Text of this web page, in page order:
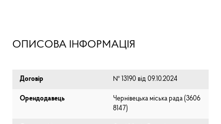
ОПИСОВА ІНФОРМАЦІЯ
Договір № 13190 від 09.10.2024
Орендодавець
Чернівецька міська рада (⁨3606
8147⁩)